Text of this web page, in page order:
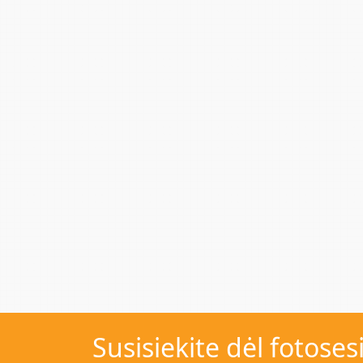
Susisiekite dėl